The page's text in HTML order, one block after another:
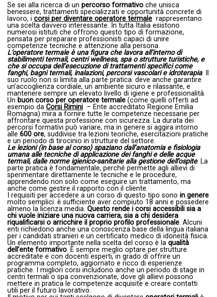
Se sei alla ricerca di un percorso formativo che unisca
benessere, trattamenti specializzati e opportunità concrete di
lavoro, i corsi per diventare operatore termale rappresentano
una scelta davvero interessante. In tutta Italia esistono
numerosi istituti che offrono questo tipo di formazione,
pensata per preparare professionisti capaci di unire
competenze tecniche e attenzione alla persona.
L’operatore termale è una figura che lavora all’interno di
stabilimenti termali, centri wellness, spa o strutture turistiche, e
che si occupa dell’esecuzione di trattamenti specifici come
fanghi, bagni termali, inalazioni, percorsi vascolari e idroterapia. Il
suo ruolo non si limita alla parte pratica: deve anche garantire
un’accoglienza cordiale, un ambiente sicuro e rilassante, e
mantenere sempre un elevato livello di igiene e professionalità.
Un buon corso per operatore termale (come quelli offerti ad
esempio da Corsi Rimini – Ente accreditato Regione Emilia
Romagna) mira a fornire tutte le competenze necessarie per
affrontare questa professione con sicurezza. La durata dei
percorsi formativi può variare, ma in genere si aggira intorno
alle 600 ore, suddivise tra lezioni teoriche, esercitazioni pratiche
e un periodo di tirocinio in strutture del settore.
Le lezioni (in base al corso) spaziano dall’anatomia e fisiologia
umana alle tecniche di applicazione dei fanghi e delle acque
termali, dalle norme igienico-sanitarie alla gestione dell’ospite. La
parte pratica è fondamentale, perché permette agli allievi di
sperimentare direttamente le tecniche e le procedure,
apprendendo non solo come eseguire un trattamento, ma
anche come gestire il rapporto con il cliente.
I requisiti per accedere a un corso di questo tipo sono in genere
molto semplici: è sufficiente aver compiuto 18 anni e possedere
almeno la licenza media. Questo rende i corsi accessibili sia a
chi vuole iniziare una nuova carriera, sia a chi desidera
riqualificarsi o arricchire il proprio profilo professionale. Alcuni
enti richiedono anche una conoscenza base della lingua italiana
per i candidati stranieri e un certificato medico di idoneità fisica.
Un elemento importante nella scelta del corso è la qualità
dell’ente formativo. È sempre meglio optare per strutture
accreditate e con docenti esperti, in grado di offrire un
programma completo, aggiornato e ricco di esperienze
pratiche. I migliori corsi includono anche un periodo di stage in
centri termali o spa convenzionate, dove gli allievi possono
mettere in pratica le competenze acquisite e creare contatti
utili per il futuro lavorativo.